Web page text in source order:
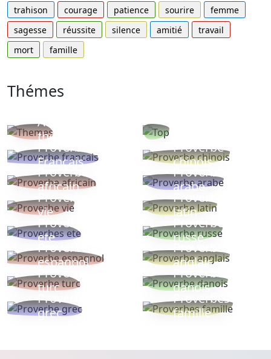
trahison
courage patience sourire
femme
sagesse
réussite silence amitié
travail
mort
famille
Thémes
Autres
thèmes
Proverbe
Français
Proverbe
chinois
Proverbe
africain
Proverbe
arabe
Proverbe
vie
Proverbe
latin
Proverbes
ete
Proverbe
russe
Proverbe
espagnol
Proverbe
anglais
Proverbe
turc
Proverbe
danois
Proverbe
grec
Proverbes
famille